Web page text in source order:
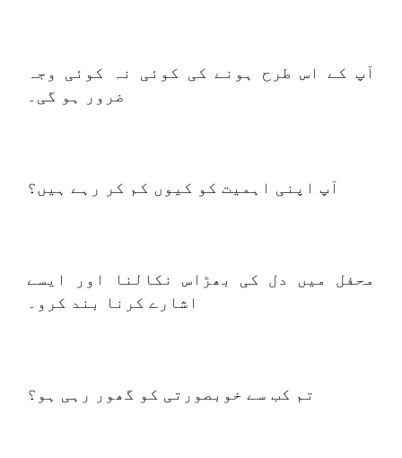
آپ کے اس طرح ہونے کی کوئی نہ کوئی وجہ
ضرور ہو گی۔
آپ اپنی اہمیت کو کیوں کم کر رہے ہیں؟
محفل میں دل کی بھڑاس نکالنا اور ایسے
اشارے کرنا بند کرو۔
تم کب سے خوبصورتی کو گھور رہی ہو؟